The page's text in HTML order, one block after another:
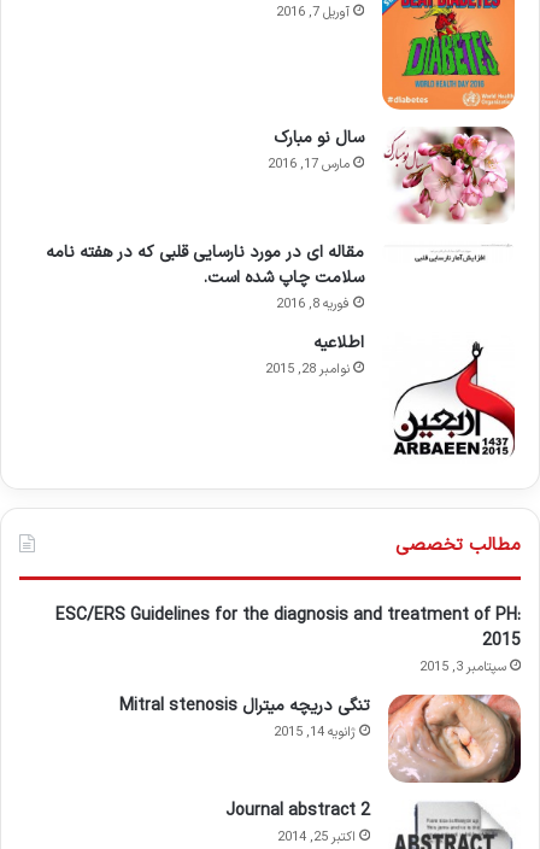
آوریل 7, 2016
سال نو مبارک
مارس 17, 2016
مقاله ای در مورد نارسایی قلبی که در هفته نامه
سلامت چاپ شده است.
فوریه 8, 2016
اطلاعيه
نوامبر 28, 2015
مطالب تخصصی
ESC/ERS Guidelines for the diagnosis and treatment of PH:
2015
سپتامبر 3, 2015
تنگی دریچه میترال Mitral stenosis
ژانویه 14, 2015
Journal abstract 2
اکتبر 25, 2014